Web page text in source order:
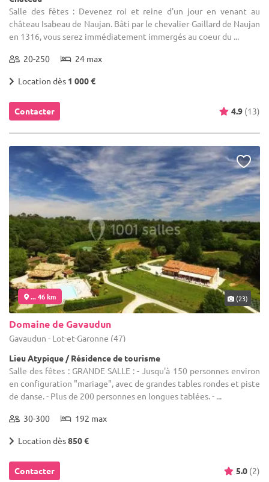
Salle des fêtes : Devenez roi et reine d'un jour en venant au
château Isabeau de Naujan. Bâti par le chevalier Gaillard de Naujan
en 1316, vous serez immédiatement immergés au coeur du ...
20-250 24 max
Location dès 1 000 €
Contacter 4.9 (13)
... 46 km (23)
Domaine de Gavaudun
Gavaudun - Lot-et-Garonne (47)
Lieu Atypique / Résidence de tourisme
Salle des fêtes : GRANDE SALLE : - Jusqu'à 150 personnes environ
en configuration "mariage", avec de grandes tables rondes et piste
de danse. - Plus de 200 personnes en longues tablées. - ...
30-300 192 max
Location dès850 €
Contacter 5.0 (2)